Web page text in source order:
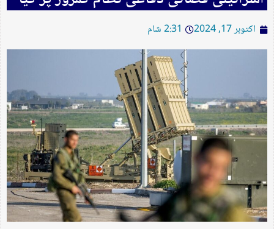
اکتوبر 17, 2024 2:31 شام